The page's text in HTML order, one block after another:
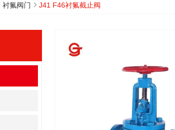
衬氟阀门 J41 F46衬氟截止阀